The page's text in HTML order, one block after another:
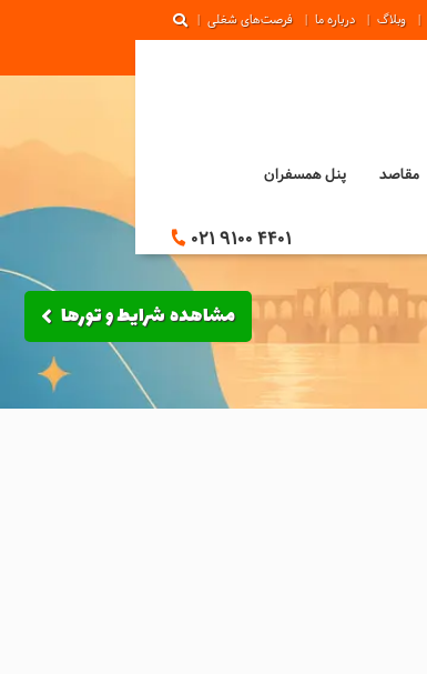
وبلاگ درباره ما فرصت‌های شغلی
مقاصد پنل همسفران
021 9100 4401
مشاهده شرایط و تورها